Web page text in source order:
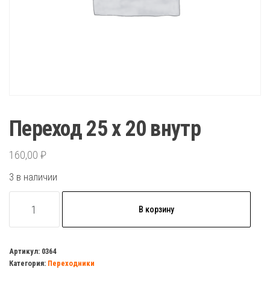
Переход 25 х 20 внутр
160,00 ₽
3 в наличии
товара
25
х
В корзину
Артикул: 0364
Категория: Переходники